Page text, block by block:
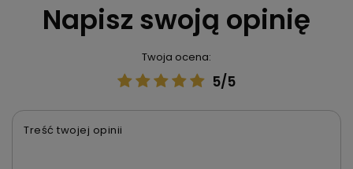
Napisz swoją opinię
Twoja ocena:
5/5
Treść twojej opinii